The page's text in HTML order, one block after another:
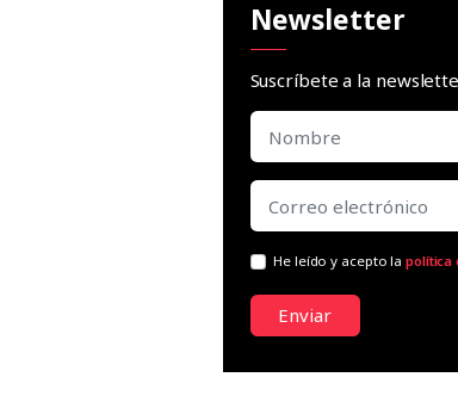
Newsletter
Suscríbete a la
He leído y acepto lapolítica
Enviar